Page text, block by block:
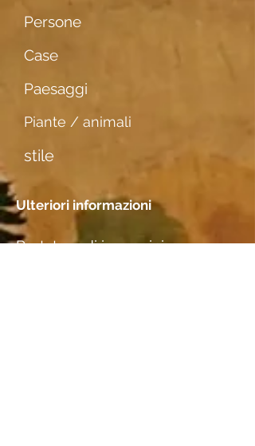
Persone
Case
Paesaggi
Piante / animali
stile
Ulteriori informazioni
Portatore di immagini